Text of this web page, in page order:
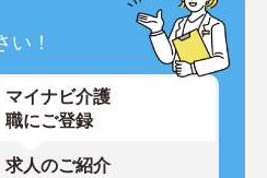
い！
マイナビ介護
職にご登録
求人のご紹介